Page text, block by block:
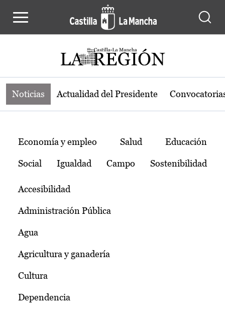
Noticias de la región de Castilla-La
Noticias Actualidad del Presidente
Temas
Economía y empleo Salud Educación
Social Igualdad Campo Sostenibilidad
Accesibilidad
Administración Pública
Agua
Agricultura y ganadería
Cultura
Dependencia